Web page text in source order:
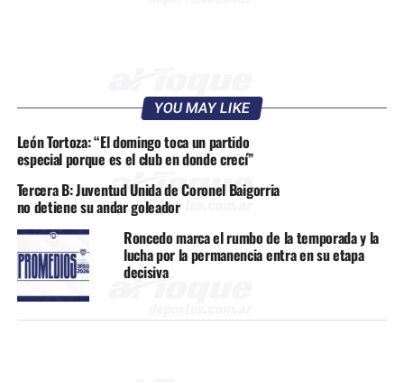
YOU MAY LIKE
León Tortoza: “El domingo toca un partido
especial porque es el club en donde crecí”
Tercera B: Juventud Unida de Coronel Baigorria
no detiene su andar goleador
Roncedo marca el rumbo de la temporada y la
lucha por la permanencia entra en su etapa
decisiva